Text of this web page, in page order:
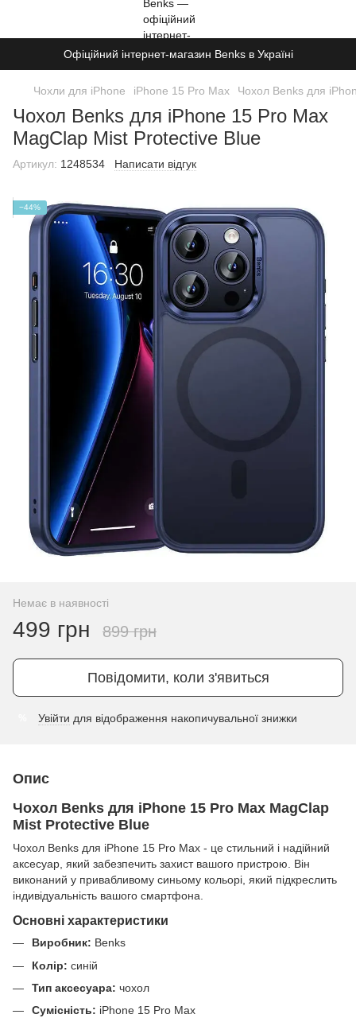
Офіційний інтернет-магазин Benks в Україні
Чохли для iPhone iPhone 15 Pro Max Чохол Benks для
Чохол Benks для iPhone 15 Pro Max
MagClap Mist Protective Blue
Артикул: 1248534 Написати відгук
−44%
Немає в наявності
499 грн 899 грн
Повідомити, коли з'явиться
Увійти для відображення накопичувальної знижки
Опис
Чохол Benks для iPhone 15 Pro Max MagClap
Mist Protective Blue
Чохол Benks для iPhone 15 Pro Max - це стильний і надійний
аксесуар, який забезпечить захист вашого пристрою. Він
виконаний у привабливому синьому кольорі, який підкреслить
індивідуальність вашого смартфона.
Основні характеристики
Виробник: Benks
Колір: синій
Тип аксесуара: чохол
Сумісність: iPhone 15 Pro Max